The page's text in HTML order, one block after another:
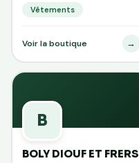
Vêtements
Voir la boutique →
B
BOLY DIOUF ET FRERS